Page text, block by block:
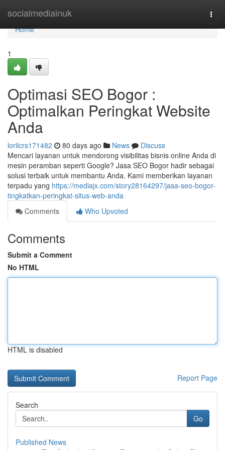
socialmediainuk
Home
Home
1
Optimasi SEO Bogor :
Optimalkan Peringkat Website
Anda
lorilcrs171482 80 days ago News
Discuss
Mencari layanan untuk mendorong visibilitas bisnis online Anda di
mesin peramban seperti Google? Jasa SEO Bogor hadir sebagai
solusi terbaik untuk membantu Anda. Kami memberikan layanan
terpadu yang https://mediajx.com/story28164297/jasa-seo-bogor-
tingkatkan-peringkat-situs-web-anda
Comments
Who Upvoted
Comments
Submit a Comment
No HTML
HTML is disabled
Report Page
Search
Go
Published News